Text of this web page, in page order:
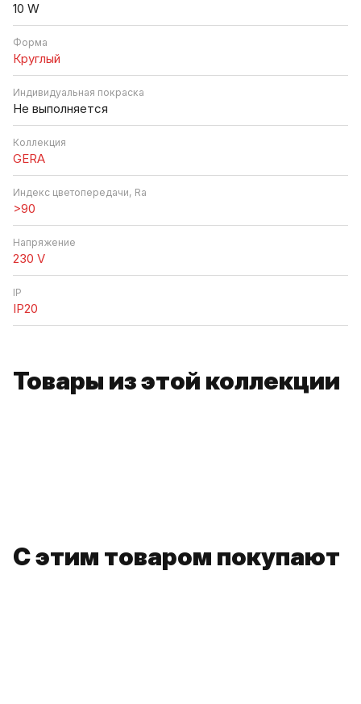
10 W
Форма
Круглый
Индивидуальная покраска
Не выполняется
Коллекция
GERA
Индекс цветопередачи, Ra
>90
Напряжение
230 V
IP
IP20
Товары из этой коллекции
С этим товаром покупают